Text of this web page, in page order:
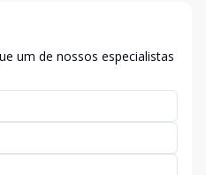
um de nossos especialistas